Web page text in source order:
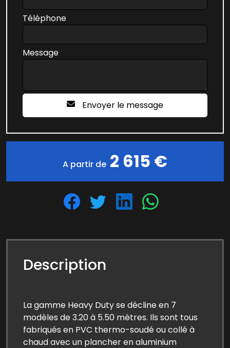
Téléphone
Message
Envoyer le message
A partir de 2 615 €
Description
La gamme Heavy Duty se décline en 7
modèles de 3.20 à 5.50 mètres. Ils sont tous
fabriqués en PVC thermo-soudé ou collé à
chaud avec un plancher en aluminium